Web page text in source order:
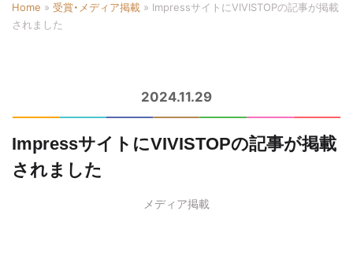
Home » 受賞・メディア掲載 » ImpressサイトにVIVISTOPの記事が掲載
されました
2024.11.29
ImpressサイトにVIVISTOPの記事が掲載
されました
メディア掲載